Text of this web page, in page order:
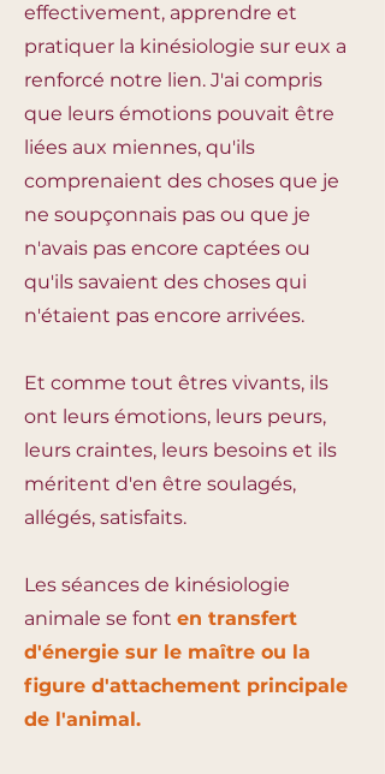
effectivement, apprendre et
pratiquer la kinésiologie sur eux a
renforcé notre lien. J'ai compris
que leurs émotions pouvait être
liées aux miennes, qu'ils
comprenaient des choses que je
ne soupçonnais pas ou que je
n'avais pas encore captées ou
qu'ils savaient des choses qui
n'étaient pas encore arrivées.
Et comme tout êtres vivants, ils
ont leurs émotions, leurs peurs,
leurs craintes, leurs besoins et ils
méritent d'en être soulagés,
allégés, satisfaits.
Les séances de kinésiologie
animale se font en transfert
d'énergie sur le maître ou la
figure d'attachement principale
de l'animal.